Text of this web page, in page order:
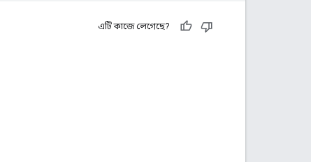
এটি কাজে লেগেছে?